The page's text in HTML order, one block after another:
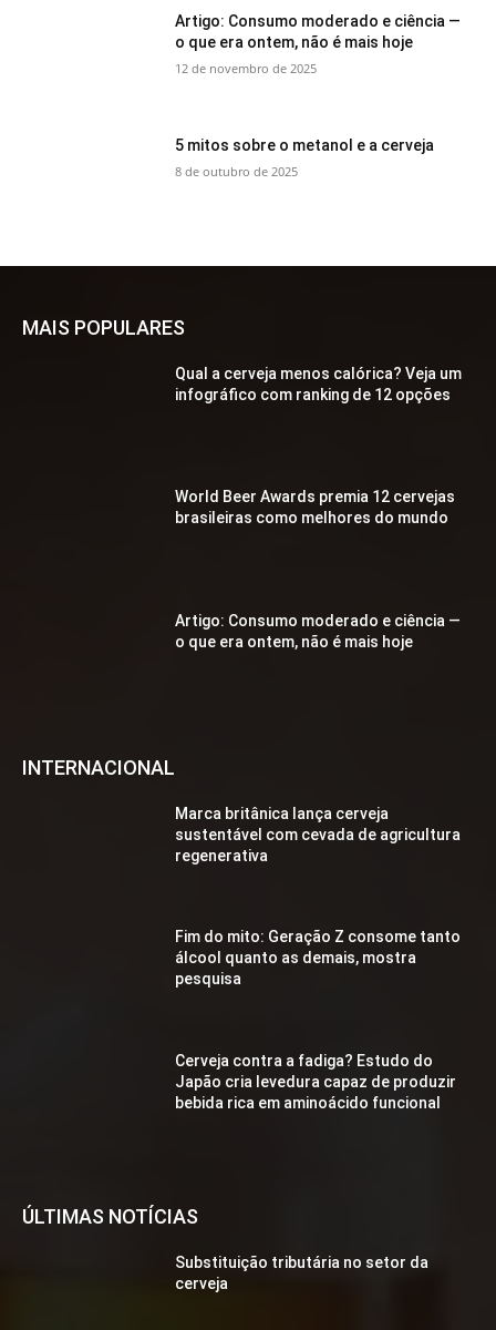
Artigo: Consumo moderado e ciência —
o que era ontem, não é mais hoje
12 de novembro de 2025
5 mitos sobre o metanol e a cerveja
8 de outubro de 2025
MAIS POPULARES
Qual a cerveja menos calórica? Veja um
infográfico com ranking de 12 opções
World Beer Awards premia 12 cervejas
brasileiras como melhores do mundo
Artigo: Consumo moderado e ciência —
o que era ontem, não é mais hoje
INTERNACIONAL
Marca britânica lança cerveja
sustentável com cevada de agricultura
regenerativa
Fim do mito: Geração Z consome tanto
álcool quanto as demais, mostra
pesquisa
Cerveja contra a fadiga? Estudo do
Japão cria levedura capaz de produzir
bebida rica em aminoácido funcional
ÚLTIMAS NOTÍCIAS
Substituição tributária no setor da
cerveja